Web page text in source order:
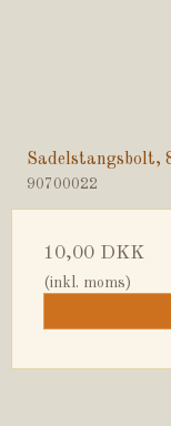
Sadelstangsbolt,
90700022
10,00 DKK
(inkl. moms)